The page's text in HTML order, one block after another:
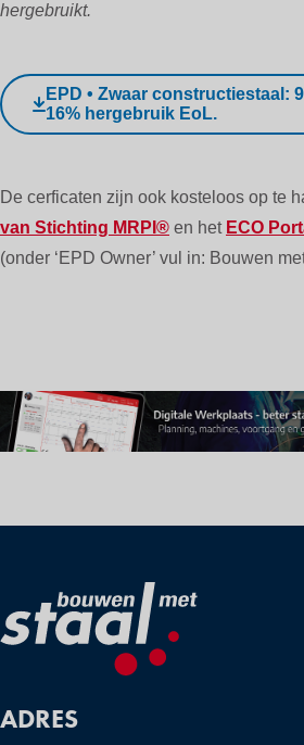
hergebruikt.
EPD • Zwaar constructiestaal:
16% hergebruik EoL.
De cerficaten zijn ook kosteloos op te
van Stichting MRPI® en het ECO
(onder ‘EPD Owner’ vul in: Bouwen
ADRES